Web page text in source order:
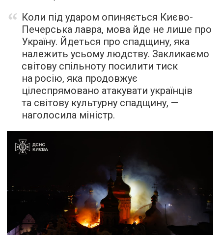
Коли під ударом опиняється Києво-
Печерська лавра, мова йде не лише про
Україну. Йдеться про спадщину, яка
належить усьому людству. Закликаємо
світову спільноту посилити тиск
на росію, яка продовжує
цілеспрямовано атакувати українців
та світову культурну спадщину, —
наголосила міністр.